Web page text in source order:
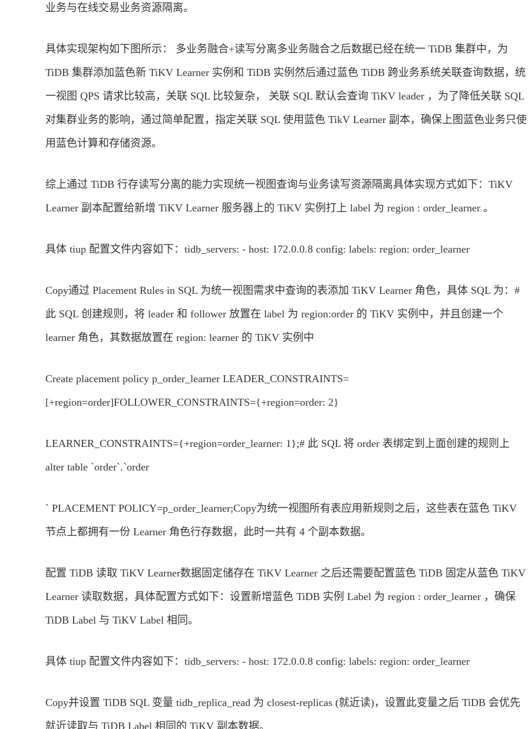
业务与在线交易业务资源隔离。
具体实现架构如下图所示： 多业务融合+读写分离多业务融合之后数据已经在统一 TiDB 集群中，为
TiDB 集群添加蓝色新 TiKV Learner 实例和 TiDB 实例然后通过蓝色 TiDB 跨业务系统关联查询数据，统
一视图 QPS 请求比较高，关联 SQL 比较复杂， 关联 SQL 默认会查询 TiKV leader ，为了降低关联 SQL
对集群业务的影响，通过简单配置，指定关联 SQL 使用蓝色 TikV Learner 副本，确保上图蓝色业务只使
用蓝色计算和存储资源。
综上通过 TiDB 行存读写分离的能力实现统一视图查询与业务读写资源隔离具体实现方式如下：TiKV
Learner 副本配置给新增 TiKV Learner 服务器上的 TiKV 实例打上 label 为 region : order_learner 。
具体 tiup 配置文件内容如下：tidb_servers: - host: 172.0.0.8 config: labels: region: order_learner
Copy通过 Placement Rules in SQL 为统一视图需求中查询的表添加 TiKV Learner 角色，具体 SQL 为：#
此 SQL 创建规则，将 leader 和 follower 放置在 label 为 region:order 的 TiKV 实例中，并且创建一个
learner 角色，其数据放置在 region: learner 的 TiKV 实例中
Create placement policy p_order_learner LEADER_CONSTRAINTS=
[+region=order]FOLLOWER_CONSTRAINTS={+region=order: 2}
LEARNER_CONSTRAINTS={+region=order_learner: 1};# 此 SQL 将 order 表绑定到上面创建的规则上
alter table `order`.`order
` PLACEMENT POLICY=p_order_learner;Copy为统一视图所有表应用新规则之后，这些表在蓝色 TiKV
节点上都拥有一份 Learner 角色行存数据，此时一共有 4 个副本数据。
配置 TiDB 读取 TiKV Learner数据固定储存在 TiKV Learner 之后还需要配置蓝色 TiDB 固定从蓝色 TiKV
Learner 读取数据，具体配置方式如下：设置新增蓝色 TiDB 实例 Label 为 region : order_learner ，确保
TiDB Label 与 TiKV Label 相同。
具体 tiup 配置文件内容如下：tidb_servers: - host: 172.0.0.8 config: labels: region: order_learner
Copy并设置 TiDB SQL 变量 tidb_replica_read 为 closest-replicas (就近读)，设置此变量之后 TiDB 会优先
就近读取与 TiDB Label 相同的 TiKV 副本数据。